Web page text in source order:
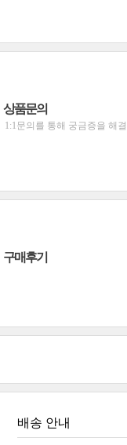
상품문의
1:1문의를 통해 궁금증을 해
구매후기
배송 안내